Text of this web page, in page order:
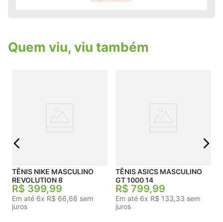
movimentos com segurança. A lingueta com
uso casual. Cabedal: sintético. Palmilha: macia
removível. Solado: borracha antiderrapante.
Fechamento: cadarço Peso: 300g
Quem viu, viu também
TÊNIS NIKE MASCULINO
REVOLUTION 8
R$ 399,99
Em até 6x R$ 66,66 sem
juros
TÊNIS ASICS MASCULINO
GT 1000 14
R$ 799,99
Em até 6x R$ 133,33 sem
juros